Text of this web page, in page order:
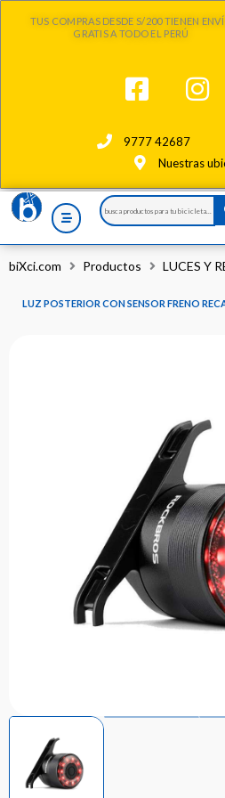
TUS COMPRAS DESDE S/200 TIENEN
GRATIS A TODO EL PERÚ
9777 42687
Nuestras
Search
...
biXci.com Productos LUCES Y
LUZ POSTERIOR CON SENSOR FRENO